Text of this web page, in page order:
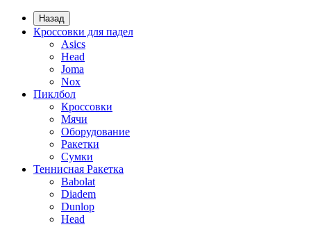
Назад
Кроссовки для падел
Asics
Head
Joma
Nox
Пиклбол
Кроссовки
Мячи
Оборудование
Ракетки
Сумки
Теннисная Ракетка
Babolat
Diadem
Dunlop
Head